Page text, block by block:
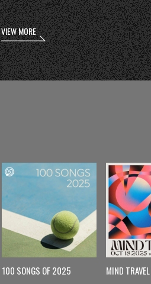
VIEW MORE
100 SONGS OF 2025 MIND TRAVEL